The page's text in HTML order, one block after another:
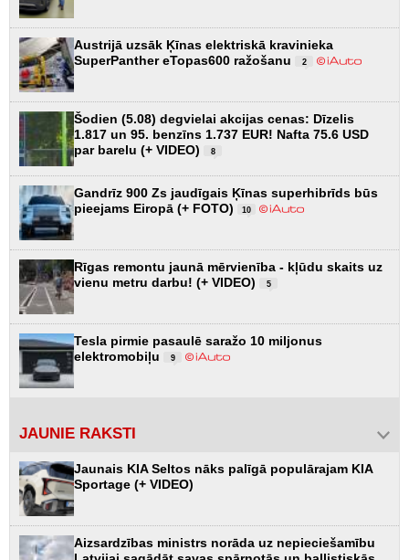
Austrijā uzsāk Ķīnas elektriskā kravinieka
SuperPanther eTopas600 ražošanu
2
Šodien (5.08) degvielai akcijas cenas: Dīzelis
1.817 un 95. benzīns 1.737 EUR! Nafta 75.6 USD
par barelu (+ VIDEO)
8
Gandrīz 900 Zs jaudīgais Ķīnas superhibrīds būs
pieejams Eiropā (+ FOTO)
10
Rīgas remontu jaunā mērvienība - kļūdu skaits uz
vienu metru darbu! (+ VIDEO)
5
Tesla pirmie pasaulē saražo 10 miljonus
elektromobiļu
9
JAUNIE RAKSTI
Jaunais KIA Seltos nāks palīgā populārajam KIA
Sportage (+ VIDEO)
Aizsardzības ministrs norāda uz nepieciešamību